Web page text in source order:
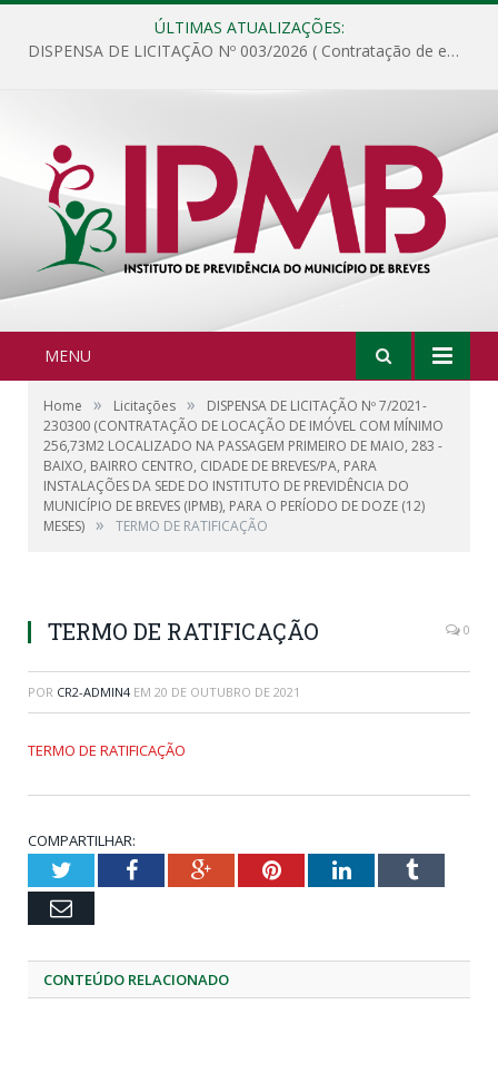
ÚLTIMAS ATUALIZAÇÕES:
DISPENSA DE LICITAÇÃO Nº 003/2026 ( Contratação de empresa para fornecimento de gêneros alimentícios não perecíveis, materiais de expediente, descartáveis, copa e cozinha, para análise e posterior publicação.)
MENU
Home » Licitações »
DISPENSA DE LICITAÇÃO Nº 7/2021-
230300 (CONTRATAÇÃO DE LOCAÇÃO DE IMÓVEL COM MÍNIMO
256,73M2 LOCALIZADO NA PASSAGEM PRIMEIRO DE MAIO, 283 -
BAIXO, BAIRRO CENTRO, CIDADE DE BREVES/PA, PARA
INSTALAÇÕES DA SEDE DO INSTITUTO DE PREVIDÊNCIA DO
MUNICÍPIO DE BREVES (IPMB), PARA O PERÍODO DE DOZE (12)
MESES) » TERMO DE RATIFICAÇÃO
TERMO DE RATIFICAÇÃO 0
POR CR2-ADMIN4 EM 20 DE OUTUBRO DE 2021
TERMO DE RATIFICAÇÃO
COMPARTILHAR:
TwitterFacebookGoogle+PinterestLinkedInTumblr
Email
CONTEÚDO RELACIONADO